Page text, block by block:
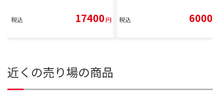
税込 17400円 税込 6000
近くの売り場の商品